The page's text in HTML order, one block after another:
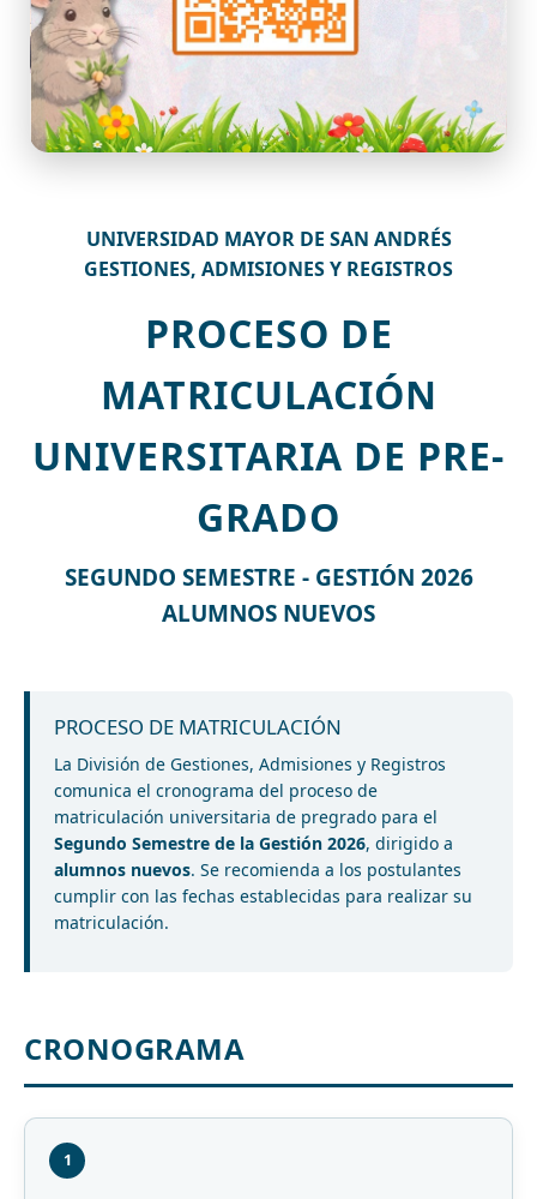
UNIVERSIDAD MAYOR DE SAN ANDRÉS
GESTIONES, ADMISIONES Y REGISTROS
PROCESO DE
MATRICULACIÓN
UNIVERSITARIA DE PRE-
GRADO
SEGUNDO SEMESTRE - GESTIÓN 2026
ALUMNOS NUEVOS
PROCESO DE MATRICULACIÓN
La División de Gestiones, Admisiones y Registros
comunica el cronograma del proceso de
matriculación universitaria de pregrado para el
Segundo Semestre de la Gestión 2026, dirigido a
alumnos nuevos. Se recomienda a los postulantes
cumplir con las fechas establecidas para realizar su
matriculación.
CRONOGRAMA
1